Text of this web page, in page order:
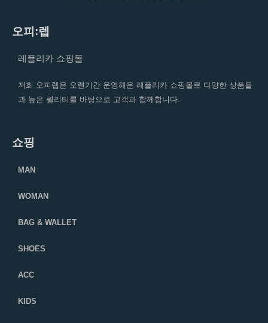
오피:렙
레플리카 쇼핑몰
저희 오피렙은 오랜기간 운영해온 레플리카 쇼핑몰로 다양한 상품들
과 높은 퀄리티를 바탕으로 고객과 함께합니다.
쇼핑
MAN
WOMAN
BAG & WALLET
SHOES
ACC
KIDS